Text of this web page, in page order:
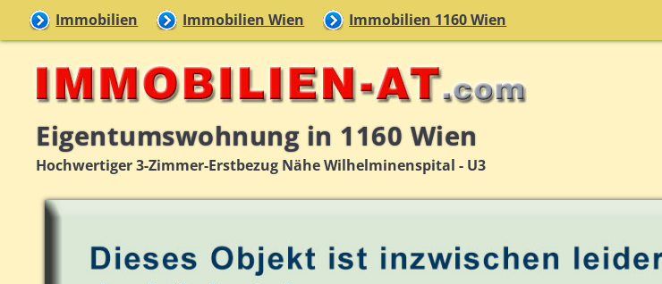
Immobilien Immobilien Wien Immobilien 1160 Wien
Eigentumswohnung in 1160 Wien
Hochwertiger 3-Zimmer-Erstbezug Nähe Wilhelminenspital - U3